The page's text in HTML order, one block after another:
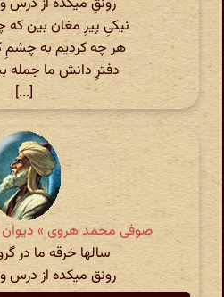
نیکیِ پیرِ مغان بین
هر چه کردیم به چشمِ
دفترِ دانش ما جمله
[...]
صوفی محمد هروی » دیوان
سالها خرقه ما در
رونق میکده از درس